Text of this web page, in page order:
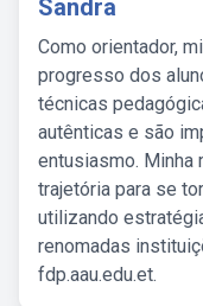
Sandra
Como orientador,
progresso dos
técnicas
autênticas e são
entusiasmo. Minha
trajetória para se
utilizando
renomadas
fdp.aau.edu.et.